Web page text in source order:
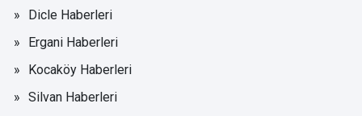
Dicle Haberleri
Ergani Haberleri
Kocaköy Haberleri
Silvan Haberleri